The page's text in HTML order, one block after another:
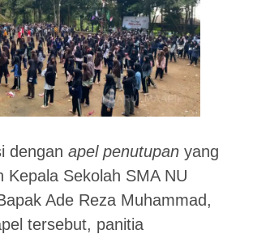
dengan apel penutupan yang
Kepala Sekolah SMA NU
Ade Reza Muhammad,
tersebut, panitia